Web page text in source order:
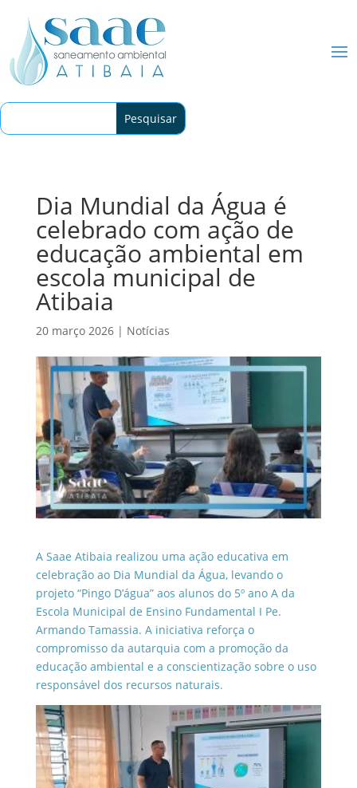
Dia Mundial da Água é
celebrado com ação de
educação ambiental em
escola municipal de
Atibaia
20 março 2026| Notícias
A Saae Atibaia realizou uma ação educativa em
celebração ao Dia Mundial da Água, levando o
projeto “Pingo D’água” aos alunos do 5º ano A da
Escola Municipal de Ensino Fundamental I Pe.
Armando Tamassia. A iniciativa reforça o
compromisso da autarquia com a promoção da
educação ambiental e a conscientização sobre o uso
responsável dos recursos naturais.